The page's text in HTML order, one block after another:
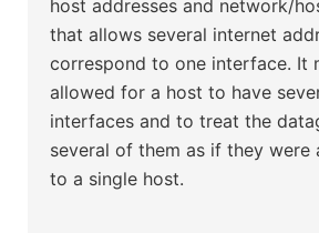
host addresses and network/
that allows several internet
correspond to one interface. It
allowed for a host to have
interfaces and to treat the
several of them as if they were
to a single host.